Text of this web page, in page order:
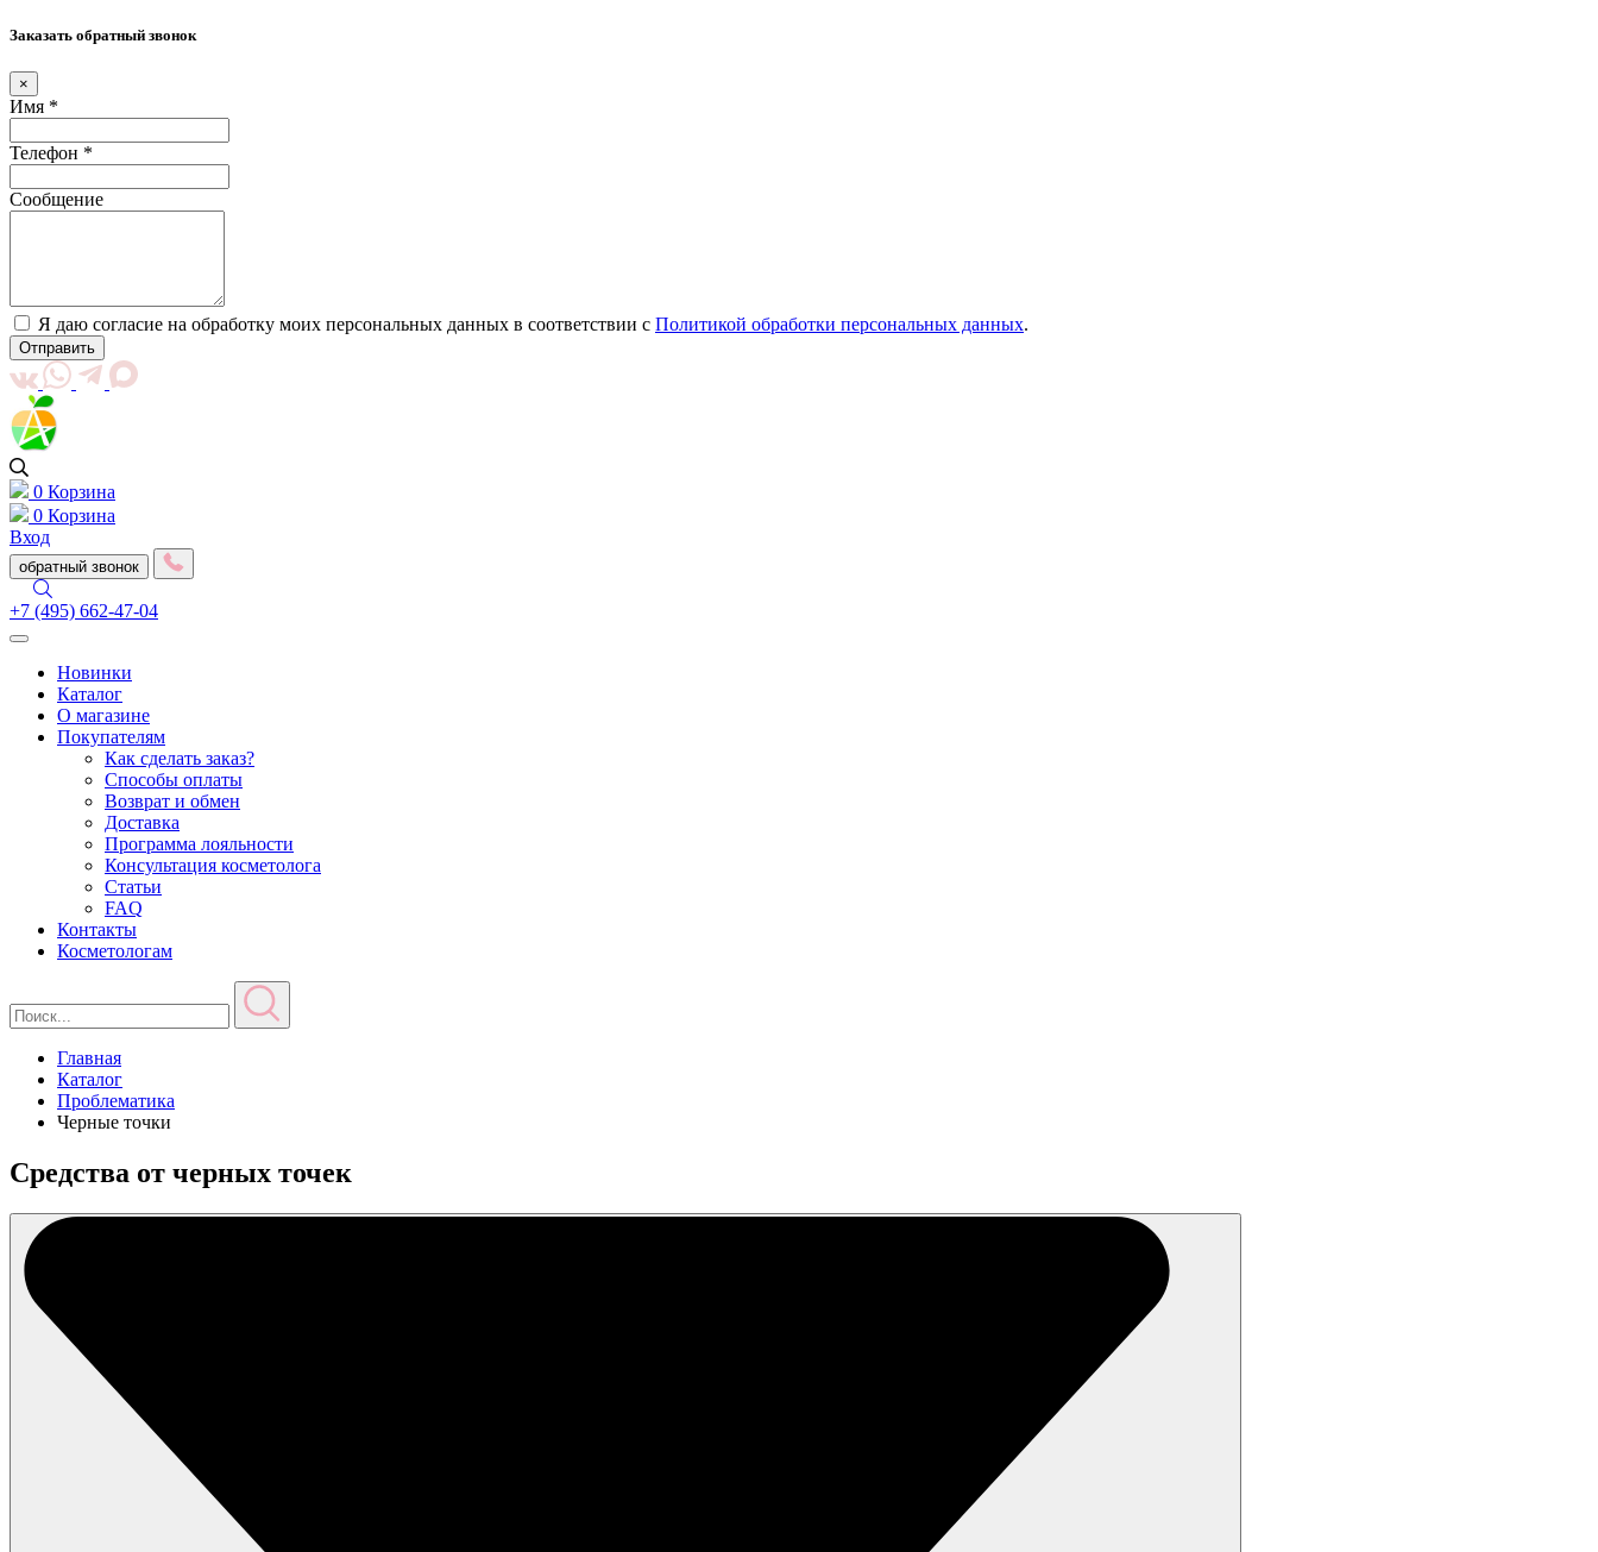
Заказать обратный звонок
×
Имя *
Телефон *
Сообщение
Я даю согласие на обработку моих персональных данных в соответствии с Политикой обработки персональных данных.
Отправить
0 Корзина
0 Корзина
Вход
обратный звонок
+7 (495) 662-47-04
Toggle
navigationНовинки
Каталог
О магазине
Покупателям
Как сделать заказ?
Способы оплаты
Возврат и обмен
Доставка
Программа лояльности
Консультация косметолога
Статьи
FAQ
Контакты
Косметологам
Главная
Каталог
Проблематика
Черные точки
Средства от черных точек